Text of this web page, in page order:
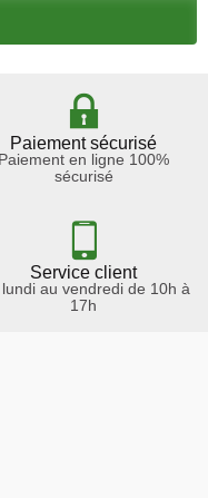
Paiement sécurisé
Paiement en ligne 100%
sécurisé
Service client
lundi au vendredi de 10h à
17h